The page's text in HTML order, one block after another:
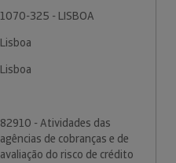
1070-325 - LISBOA
Lisboa
Lisboa
82910 - Atividades das
agências de cobranças e de
avaliação do risco de crédito